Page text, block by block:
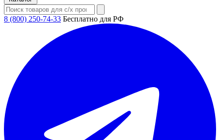
8 (800) 250-74-33 Бесплатно для РФ